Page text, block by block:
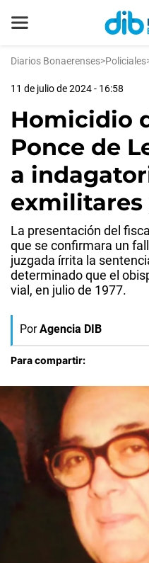
Diarios Bonaerenses>Policiales
11 de julio de 2024 - 16:58
Homicidio
Ponce de
a
exmilitares
La presentación del
que se confirmara un
juzgada írrita la
determinado que el
vial, en julio de 1977.
Por Agencia DIB
Para compartir: